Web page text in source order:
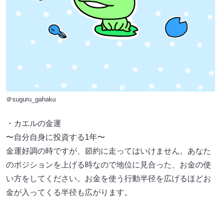
＠suguru_gahaku
・カエルの金運
〜自分自身に投資する1年〜
金運好調の時ですが、節約に走ってはいけません。あなた
のポジションを上げる時なので地位に見合った、お金の使
い方をしてください。お金を使う行動半径を広げるほどお
金が入ってくる半径も広がります。